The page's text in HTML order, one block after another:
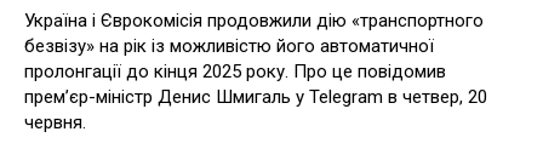
Україна і Єврокомісія продовжили дію «транспортного
безвізу» на рік із можливістю його автоматичної
пролонгації до кінця 2025 року. Про це повідомив
прем’єр-міністр Денис Шмигаль у Telegram в четвер, 20
червня.